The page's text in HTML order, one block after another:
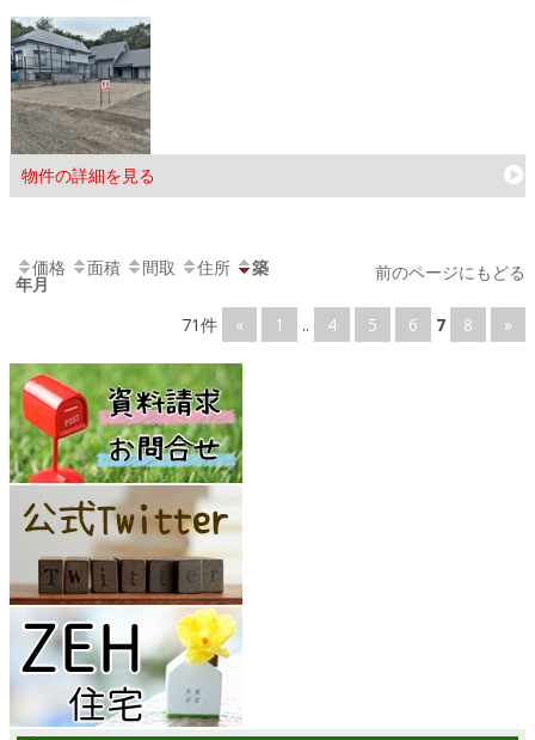
物件の詳細を見る
価格 面積 間取 住所 築
年月
71件
« 1 .. 4 5 6 7 8 »
前のページにもどる